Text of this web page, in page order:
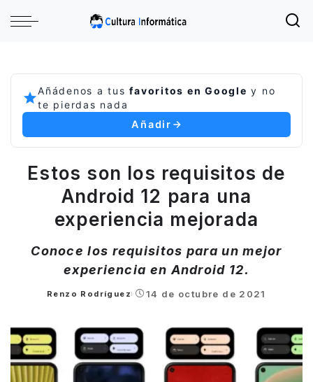
Añádenos a tusfavoritos en Google y no
te pierdas nada
Añadir
Estos son los requisitos de
Android 12 para una
experiencia mejorada
Conoce los requisitos para un mejor
experiencia en Android 12.
Posted
Renzo Rodríguez 14 de octubre de 2021